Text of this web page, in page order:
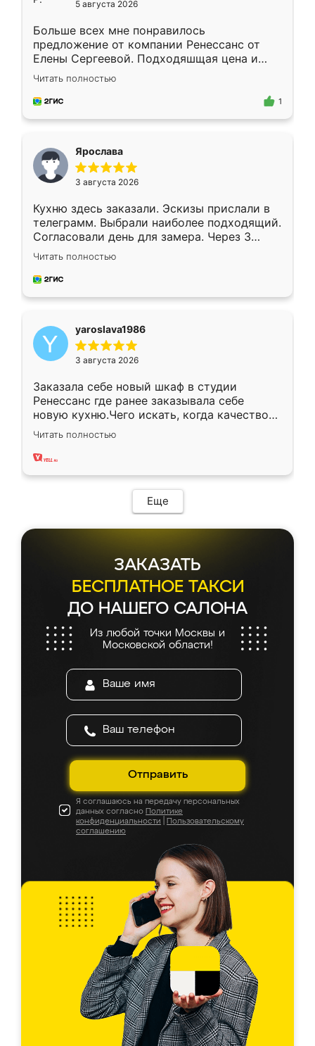
5 августа 2026
Больше всех мне понравилось
предложение от компании Ренессанс от
Елены Сергеевой. Подходяшщая цена и
короткие сроки изготовления. Приехавший
для замера сотрудник Владислав
предложил по моему эскизу самый
Читать полностью
1
Ярослава
3 августа 2026
Кухню здесь заказали. Эскизы прислали в
телеграмм. Выбрали наиболее подходящий.
Согласовали день для замера. Через 3
недели кухня была уже готова. Остались
довольны работой. Спасибо Ренессанс
мебель за качественную работу!
Читать полностью
yaroslava1986
3 августа 2026
Заказала себе новый шкаф в студии
Ренессанс где ранее заказывала себе
новую кухню.Чего искать, когда качеством
вполне довольна. Служит кухня уже почти
два года, нареканий нет.
Читать полностью
Еще
ЗАКАЗАТЬ
БЕСПЛАТНОЕ ТАКСИ
ДО НАШЕГО САЛОНА
Из любой точки Москвы и
Московской области!
Отправить
Я соглашаюсь на передачу персональных
данных согласно Политике
конфиденциальности
Пользовательскому
соглашению